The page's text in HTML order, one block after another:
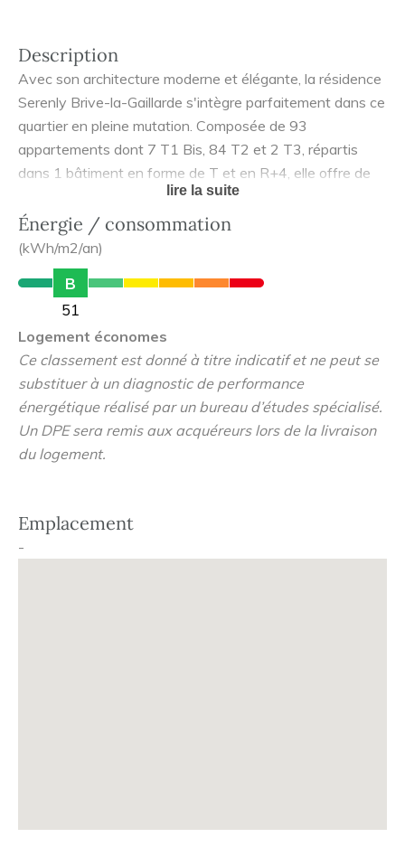
Description
Avec son architecture moderne et élégante, la résidence
Serenly Brive-la-Gaillarde s'intègre parfaitement dans ce
quartier en pleine mutation. Composée de 93
appartements dont 7 T1 Bis, 84 T2 et 2 T3, répartis
dans 1 bâtiment en forme de T et en R+4, elle offre de
beaux espaces de vie pratiques et conviviaux (salon,
salle de fitness, cuisine collaborative...).
À l'extérieur, les résidents pourront profiter d'espaces
verts communs aménagés, d'une terrasse et d'un terrain
de pétanque, pour favoriser les activités et le lien social.
Un grand parking aérien, un local vélos et un double
accès dans cette résidence sécurisée faciliteront la vie
quotidienne des habitants.
lire la suite
Énergie / consommation
(kWh/m2/an)
B
51
Logement économes
Ce classement est donné à titre indicatif et ne peut se
substituer à un diagnostic de performance
énergétique réalisé par un bureau d’études spécialisé.
Un DPE sera remis aux acquéreurs lors de la livraison
du logement.
Emplacement
-